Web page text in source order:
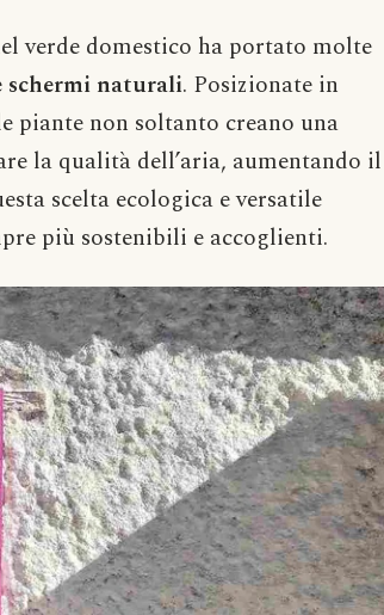
verde domestico ha portato molte
schermi naturali. Posizionate in
piante non soltanto creano una
la qualità dell’aria, aumentando il
scelta ecologica e versatile
più sostenibili e accoglienti.